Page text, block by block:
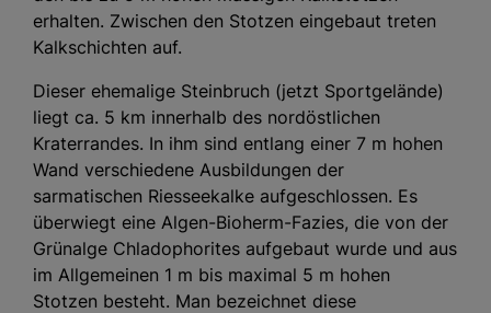
erhalten. Zwischen den Stotzen eingebaut treten
Kalkschichten auf.
Dieser ehemalige Steinbruch (jetzt Sportgelände)
liegt ca. 5 km innerhalb des nordöstlichen
Kraterrandes. In ihm sind entlang einer 7 m hohen
Wand verschiedene Ausbildungen der
sarmatischen Riesseekalke aufgeschlossen. Es
überwiegt eine Algen-Bioherm-Fazies, die von der
Grünalge Chladophorites aufgebaut wurde und aus
im Allgemeinen 1 m bis maximal 5 m hohen
Stotzen besteht. Man bezeichnet diese